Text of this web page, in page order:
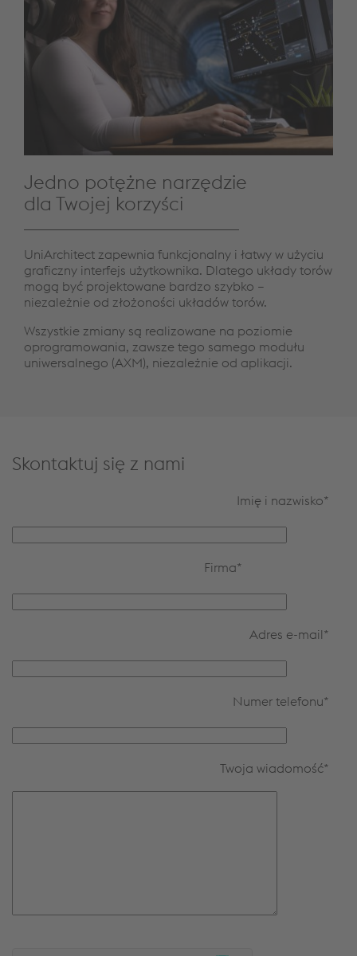
Jedno potężne narzędzie
dla Twojej korzyści
UniArchitect zapewnia funkcjonalny i łatwy w użyciu
graficzny interfejs użytkownika. Dlatego układy torów
mogą być projektowane bardzo szybko –
niezależnie od złożoności układów torów.
Wszystkie zmiany są realizowane na poziomie
oprogramowania, zawsze tego samego modułu
uniwersalnego (AXM), niezależnie od aplikacji.
Skontaktuj się z nami
Imię i nazwisko*
Firma*
Adres e-mail*
Numer telefonu*
Twoja wiadomość*